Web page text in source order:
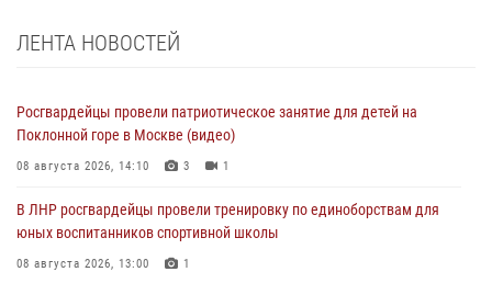
ЛЕНТА НОВОСТЕЙ
Росгвардейцы провели патриотическое занятие для детей на
Поклонной горе в Москве (видео)
08 августа 2026, 14:10 3 1
В ЛНР росгвардейцы провели тренировку по единоборствам для
юных воспитанников спортивной школы
08 августа 2026, 13:00 1